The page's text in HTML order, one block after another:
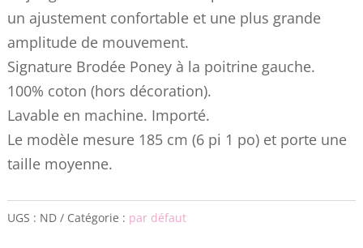
un ajustement confortable et une plus grande
amplitude de mouvement.
Signature Brodée Poney à la poitrine gauche.
100% coton (hors décoration).
Lavable en machine. Importé.
Le modèle mesure 185 cm (6 pi 1 po) et porte une
taille moyenne.
UGS : ND Catégorie : par défaut